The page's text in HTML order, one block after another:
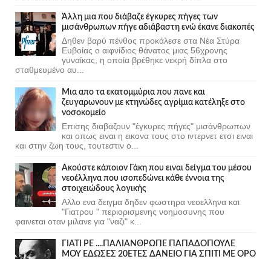
Άλλη μια που διάβαζε έγκυρες πήγες των
μισάνθρωπων πήγε αδιάβαστη ενώ έκανε διακοπές
Δηθεν βαρύ πένθος προκάλεσε στα Νέα Στύρα
Ευβοίας ο αιφνίδιος θάνατος μιας 56χρονης
γυναίκας, η οποία βρέθηκε νεκρή δίπλα στο
σταθμευμένο αυ...
Μια απο τα εκατομμύρια που πανε και
ζευγαρωνουν με κτηνώδες αγρίμια κατέληξε στο
νοσοκομείο
Επισης διαβαζουν "έγκυρες πήγες" μισάνθρωπων
και οπως ειναι η εικονα τους στο ιντερνετ ετσι ειναι
και στην ζωη τους, τουτεστιν ο...
Ακούστε κάποιον Γάκη που ειναι δείγμα του μέσου
νεοέλληνα που ισοπεδώνει κάθε έννοια της
στοιχειώδους λογικής
Αλλο ενα δειγμα δηδεν φωστηρα νεοελληνα και
"Γιατρου " περιορισμενης νοημοσυνης που
φαινεται οταν μιλανε για "ναζι" κ...
ΓΙΑΤΙ ΡΕ ....ΠΑΛΙΑΝΘΡΩΠΕ ΠΑΠΑΔΟΠΟΥΛΕ
ΜΟΥ ΕΔΩΣΕΣ 20ΕΤΕΣ ΔΑΝΕΙΟ ΓΙΑ ΣΠΙΤΙ ΜΕ ΟΡΟ